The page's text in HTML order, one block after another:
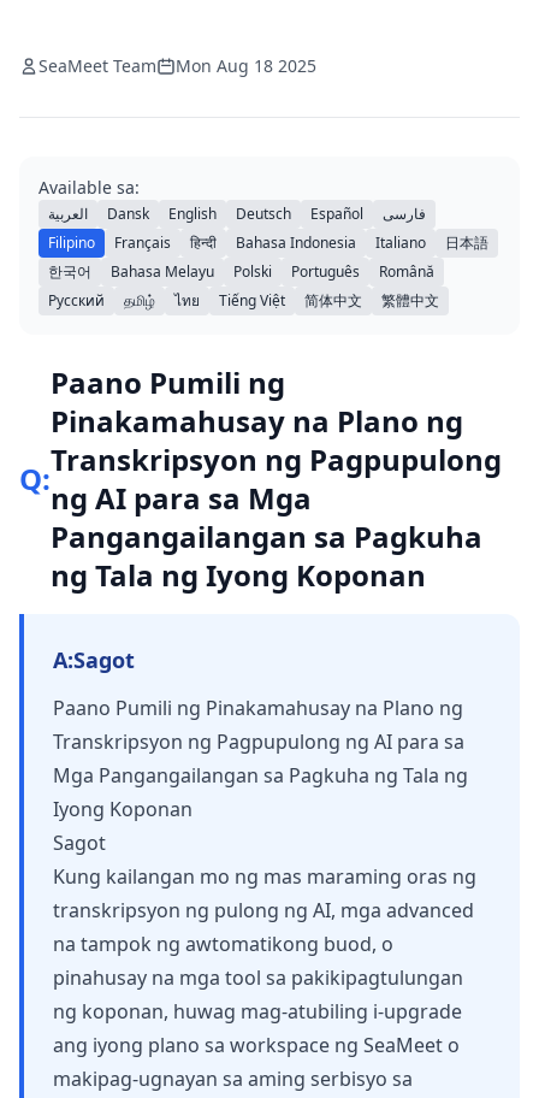
SeaMeet Team Mon Aug 18 2025
Available sa:
العربية Dansk English Deutsch Español
فارسی
Filipino
Français हिन्दी Bahasa Indonesia Italiano
日本語
한국어
Bahasa Melayu Polski Português
Română
Русский
தமிழ் ไทย Tiếng Việt 简体中文 繁體中文
Q:
Paano Pumili ng
Pinakamahusay na Plano ng
Transkripsyon ng Pagpupulong
ng AI para sa Mga
Pangangailangan sa Pagkuha
ng Tala ng Iyong Koponan
A:Sagot
Paano Pumili ng Pinakamahusay na Plano ng
Transkripsyon ng Pagpupulong ng AI para sa
Mga Pangangailangan sa Pagkuha ng Tala ng
Iyong Koponan
Sagot
Kung kailangan mo ng mas maraming oras ng
transkripsyon ng pulong ng AI, mga advanced
na tampok ng awtomatikong buod, o
pinahusay na mga tool sa pakikipagtulungan
ng koponan, huwag mag-atubiling i-upgrade
ang iyong plano sa workspace ng SeaMeet o
makipag-ugnayan sa aming serbisyo sa